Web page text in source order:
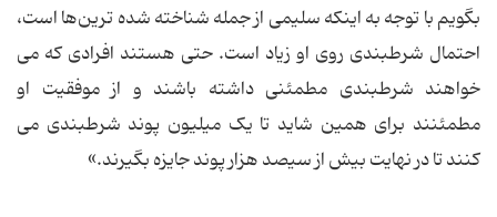
بگویم با توجه به اینکه سلیمی از جمله شناخته شده ترین‌ها است،
احتمال شرطبندی روی او زیاد است. حتی هستند افرادی که می
خواهند شرطبندی مطمئنی داشته باشند و از موفقیت او
مطمئنند برای همین شاید تا یک میلیون پوند شرطبندی می
کنند تا در نهایت بیش از سیصد هزار پوند جایزه بگیرند.»